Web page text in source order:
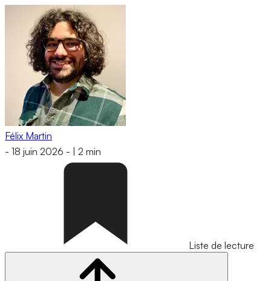
Félix Martin
- 18 juin 2026 - 2 min
Liste de lecture